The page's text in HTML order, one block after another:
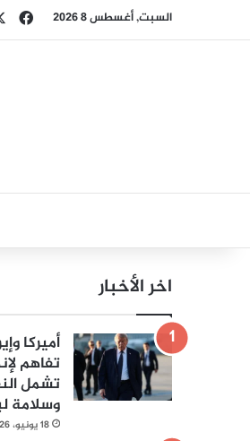
السبت, أغسطس 8 2026
اخر الأخبار
أميركا
تفاهم
تشمل
وسلامة
18 يونيو، 2026